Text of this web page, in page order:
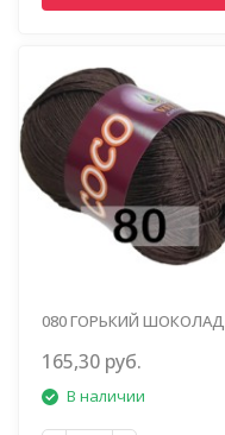
080 ГОРЬКИЙ ШОКОЛАД
165,30 руб.
В наличии